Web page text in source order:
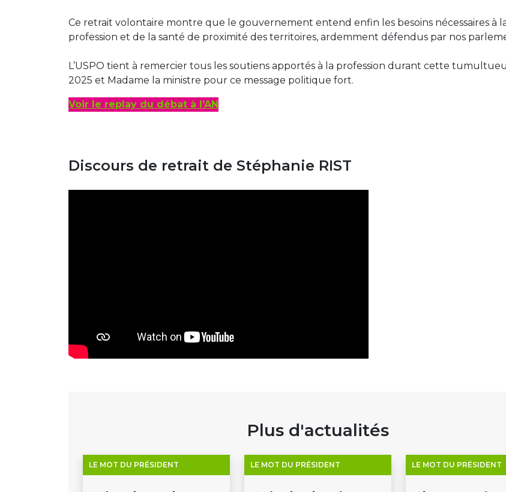
Ce retrait volontaire montre que le gouvernement entend enfin les besoins nécessaires à
profession et de la santé de proximité des territoires, ardemment défendus par nos
L’USPO tient à remercier tous les soutiens apportés à la profession durant cette
2025 et Madame la ministre pour ce message politique fort.
Voir le replay du débat à l’AN
Discours de retrait de Stéphanie RIST
Plus d'actualités
LE MOT DU PRÉSIDENT LE MOT DU PRÉSIDENT LE MOT DU PRÉSIDENT